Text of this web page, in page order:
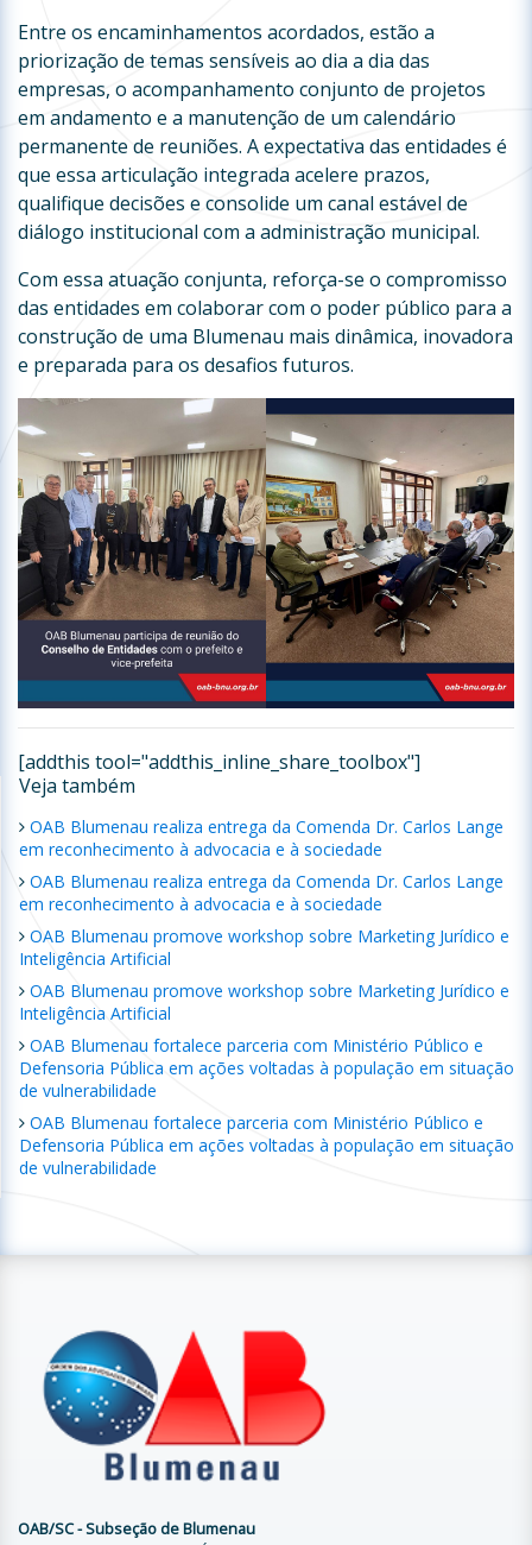
Entre os encaminhamentos acordados, estão a
priorização de temas sensíveis ao dia a dia das
empresas, o acompanhamento conjunto de projetos
em andamento e a manutenção de um calendário
permanente de reuniões. A expectativa das entidades é
que essa articulação integrada acelere prazos,
qualifique decisões e consolide um canal estável de
diálogo institucional com a administração municipal.
Com essa atuação conjunta, reforça-se o compromisso
das entidades em colaborar com o poder público para a
construção de uma Blumenau mais dinâmica, inovadora
e preparada para os desafios futuros.
[addthis tool="addthis_inline_share_toolbox"]
Veja também
OAB Blumenau realiza entrega da Comenda Dr. Carlos Lange
em reconhecimento à advocacia e à sociedade
OAB Blumenau realiza entrega da Comenda Dr. Carlos Lange
em reconhecimento à advocacia e à sociedade
OAB Blumenau promove workshop sobre Marketing Jurídico e
Inteligência Artificial
OAB Blumenau promove workshop sobre Marketing Jurídico e
Inteligência Artificial
OAB Blumenau fortalece parceria com Ministério Público e
Defensoria Pública em ações voltadas à população em situação
de vulnerabilidade
OAB Blumenau fortalece parceria com Ministério Público e
Defensoria Pública em ações voltadas à população em situação
de vulnerabilidade
OAB/SC - Subseção de Blumenau